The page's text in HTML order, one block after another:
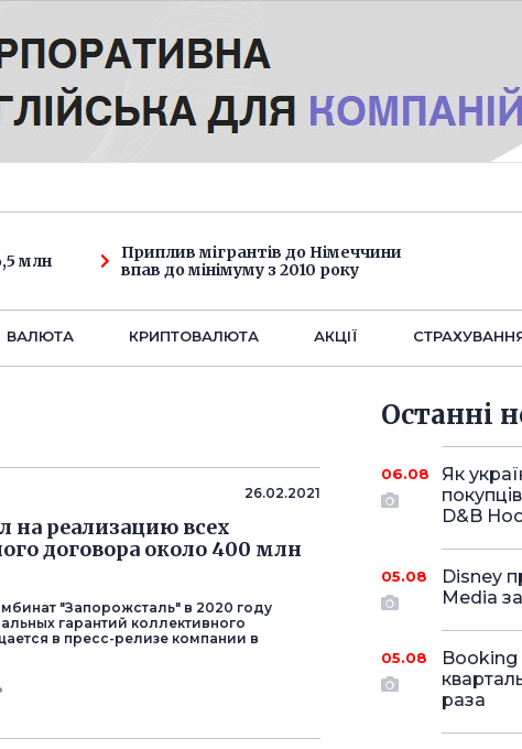
млн
Приплив мігрантів до Німеччини
впав до мінімуму з 2010 року
ВАЛЮТА КРИПТОВАЛЮТА АКЦІЇ
26.02.2021
на реализацию всех
договора около 400 млн
"Запорожсталь" в 2020 году
гарантий коллективного
в пресс-релизе компании в
Останнi
06.08
Як
D&B
05.08
Disney
Media
05.08
Booking
раза